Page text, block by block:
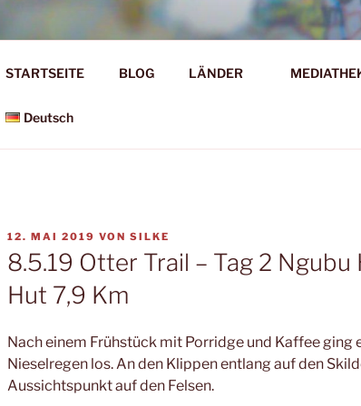
Ü50 EIN JAHR DIE
STARTSEITE BLOG LÄNDER
Deutsch
VERÖFFENTLICHT
AM
12. MAI 2019 VON SILKE
8.5.19 Otter Trail – Tag 2
Hut 7,9 Km
Nach einem Frühstück mit Porridge und Kaffee ging
Nieselregen los. An den Klippen entlang auf den
Aussichtspunkt auf den Felsen.